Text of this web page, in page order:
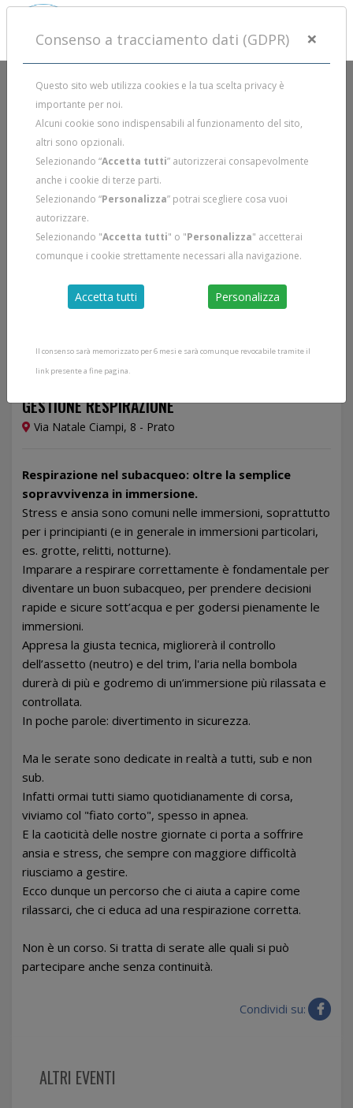
GESTIONE RESPIRAZIONE
Via Natale Ciampi, 8 - Prato
Respirazione nel subacqueo: oltre la semplice
sopravvivenza in immersione.
Stress e ansia sono comuni nelle immersioni, soprattutto
per i principianti (e in generale in immersioni particolari,
es. grotte, relitti, notturne).
Imparare a respirare correttamente è fondamentale per
diventare un buon subacqueo, per prendere decisioni
rapide e sicure sott’acqua e per godersi pienamente le
immersioni.
Appresa la giusta tecnica, migliorerà il controllo
dell’assetto (neutro) e del trim, l'aria nella bombola
durerà di più e godremo di un’immersione più rilassata e
controllata.
In poche parole: divertimento in sicurezza.
Ma le serate sono dedicate in realtà a tutti, sub e non
sub.
Infatti ormai tutti siamo quotidianamente di corsa,
viviamo col "fiato corto", spesso in apnea.
E la caoticità delle nostre giornate ci porta a soffrire
ansia e stress, che sempre con maggiore difficoltà
riusciamo a gestire.
Ecco dunque un percorso che ci aiuta a capire come
rilassarci, che ci educa ad una respirazione corretta.
Non è un corso. Si tratta di serate alle quali si può
partecipare anche senza continuità.
Condividi su:
ALTRI EVENTI
Consenso a tracciamento dati (GDPR) ×
Questo sito web utilizza cookies e la tua scelta privacy è
importante per noi.
Alcuni cookie sono indispensabili al funzionamento del sito,
altri sono opzionali.
Selezionando “Accetta tutti” autorizzerai consapevolmente
anche i cookie di terze parti.
Selezionando “Personalizza” potrai scegliere cosa vuoi
autorizzare.
Selezionando "Accetta tutti" o "Personalizza" accetterai
comunque i cookie strettamente necessari alla navigazione.
Accetta tutti Personalizza
Il consenso sarà memorizzato per 6 mesi e sarà comunque revocabile tramite il
link presente a fine pagina.